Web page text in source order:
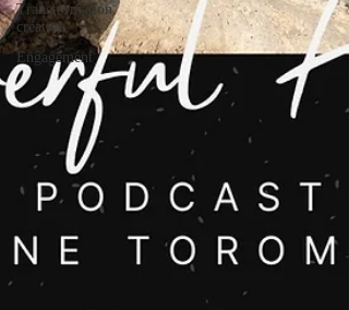
Transformation
créative
Engagement